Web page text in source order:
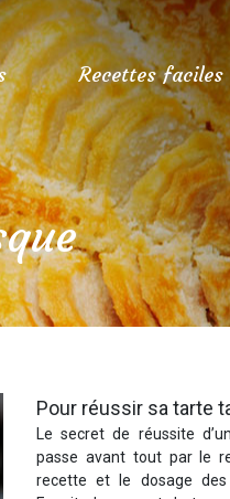
Recettes faciles
Pour réussir sa tarte
Le secret de réussite
passe avant tout par le
recette et le dosage des